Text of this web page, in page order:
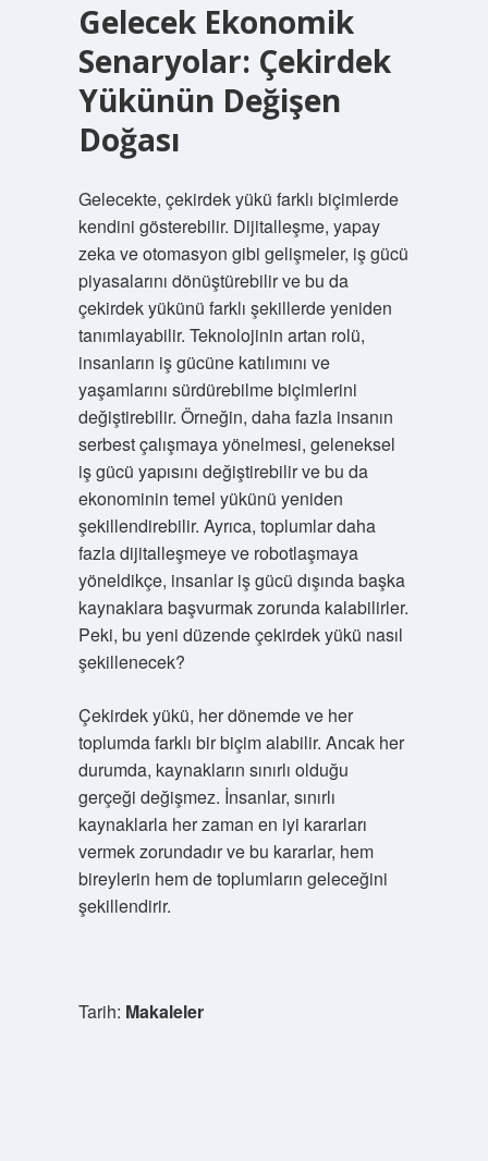
Gelecek Ekonomik
Senaryolar: Çekirdek
Yükünün Değişen
Doğası
Gelecekte, çekirdek yükü farklı biçimlerde
kendini gösterebilir. Dijitalleşme, yapay
zeka ve otomasyon gibi gelişmeler, iş gücü
piyasalarını dönüştürebilir ve bu da
çekirdek yükünü farklı şekillerde yeniden
tanımlayabilir. Teknolojinin artan rolü,
insanların iş gücüne katılımını ve
yaşamlarını sürdürebilme biçimlerini
değiştirebilir. Örneğin, daha fazla insanın
serbest çalışmaya yönelmesi, geleneksel
iş gücü yapısını değiştirebilir ve bu da
ekonominin temel yükünü yeniden
şekillendirebilir. Ayrıca, toplumlar daha
fazla dijitalleşmeye ve robotlaşmaya
yöneldikçe, insanlar iş gücü dışında başka
kaynaklara başvurmak zorunda kalabilirler.
Peki, bu yeni düzende çekirdek yükü nasıl
şekillenecek?
Çekirdek yükü, her dönemde ve her
toplumda farklı bir biçim alabilir. Ancak her
durumda, kaynakların sınırlı olduğu
gerçeği değişmez. İnsanlar, sınırlı
kaynaklarla her zaman en iyi kararları
vermek zorundadır ve bu kararlar, hem
bireylerin hem de toplumların geleceğini
şekillendirir.
Tarih: Makaleler